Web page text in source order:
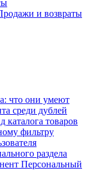
и возвраты
что они умеют
среди дублей
товаров
фильтру
раздела
Персональный